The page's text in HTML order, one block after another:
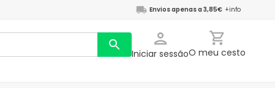
Envios apenas a 3,85€ +info
Iniciar sessãoO meu cesto